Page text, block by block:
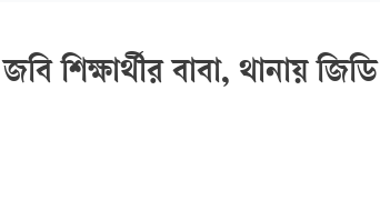
শিক্ষার্থীর বাবা, থানায় জিডি